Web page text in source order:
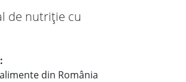
de nutriție cu
din România